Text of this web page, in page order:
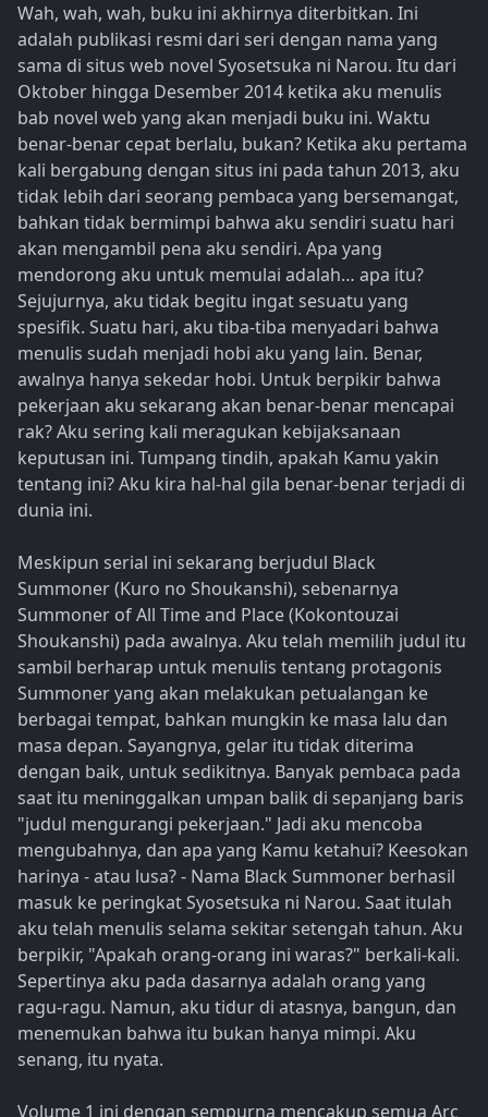
Wah, wah, wah, buku ini akhirnya diterbitkan. Ini
adalah publikasi resmi dari seri dengan nama yang
sama di situs web novel Syosetsuka ni Narou. Itu dari
Oktober hingga Desember 2014 ketika aku menulis
bab novel web yang akan menjadi buku ini. Waktu
benar-benar cepat berlalu, bukan? Ketika aku pertama
kali bergabung dengan situs ini pada tahun 2013, aku
tidak lebih dari seorang pembaca yang bersemangat,
bahkan tidak bermimpi bahwa aku sendiri suatu hari
akan mengambil pena aku sendiri. Apa yang
mendorong aku untuk memulai adalah… apa itu?
Sejujurnya, aku tidak begitu ingat sesuatu yang
spesifik. Suatu hari, aku tiba-tiba menyadari bahwa
menulis sudah menjadi hobi aku yang lain. Benar,
awalnya hanya sekedar hobi. Untuk berpikir bahwa
pekerjaan aku sekarang akan benar-benar mencapai
rak? Aku sering kali meragukan kebijaksanaan
keputusan ini. Tumpang tindih, apakah Kamu yakin
tentang ini? Aku kira hal-hal gila benar-benar terjadi di
dunia ini.
Meskipun serial ini sekarang berjudul Black
Summoner (Kuro no Shoukanshi), sebenarnya
Summoner of All Time and Place (Kokontouzai
Shoukanshi) pada awalnya. Aku telah memilih judul itu
sambil berharap untuk menulis tentang protagonis
Summoner yang akan melakukan petualangan ke
berbagai tempat, bahkan mungkin ke masa lalu dan
masa depan. Sayangnya, gelar itu tidak diterima
dengan baik, untuk sedikitnya. Banyak pembaca pada
saat itu meninggalkan umpan balik di sepanjang baris
"judul mengurangi pekerjaan." Jadi aku mencoba
mengubahnya, dan apa yang Kamu ketahui? Keesokan
harinya - atau lusa? - Nama Black Summoner berhasil
masuk ke peringkat Syosetsuka ni Narou. Saat itulah
aku telah menulis selama sekitar setengah tahun. Aku
berpikir, "Apakah orang-orang ini waras?" berkali-kali.
Sepertinya aku pada dasarnya adalah orang yang
ragu-ragu. Namun, aku tidur di atasnya, bangun, dan
menemukan bahwa itu bukan hanya mimpi. Aku
senang, itu nyata.
Volume 1 ini dengan sempurna mencakup semua Arc